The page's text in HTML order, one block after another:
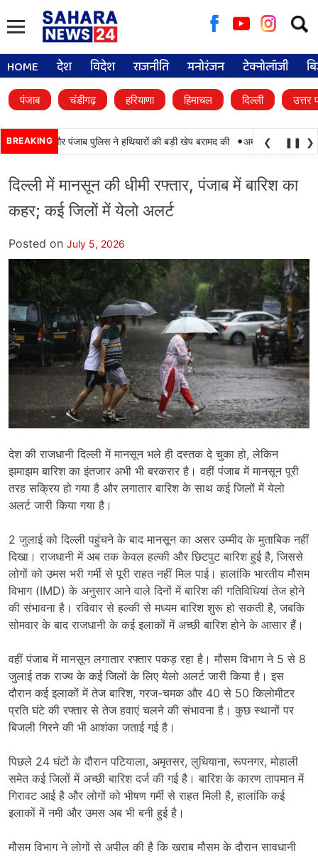
for:
HOME देश विदेश राजनीति मनोरंजन टेक्नोलॉजी
पंजाब चंडीगढ़ हरियाणा हिमाचल दिल्ली उत्तर
BREAKING
BSF और पंजाब पुलिस ने हथियारों की बड़ी खेप बरामद की • अमन अरोड़ा ने
❮ ❚❚ ❯
दिल्ली में मानसून की धीमी रफ्तार, पंजाब में बारिश का
कहर; कई जिलों में येलो अलर्ट
Posted on July 5, 2026
देश की राजधानी दिल्ली में मानसून भले ही दस्तक दे चुका हो, लेकिन
झमाझम बारिश का इंतजार अभी भी बरकरार है। वहीं पंजाब में मानसून पूरी
तरह सक्रिय हो गया है और लगातार बारिश के साथ कई जिलों में येलो
अलर्ट जारी किया गया है।
2 जुलाई को दिल्ली पहुंचने के बाद मानसून का असर उम्मीद के मुताबिक नहीं
दिखा। राजधानी में अब तक केवल हल्की और छिटपुट बारिश हुई है, जिससे
लोगों को उमस भरी गर्मी से पूरी राहत नहीं मिल पाई। हालांकि भारतीय मौसम
विभाग (IMD) के अनुसार आने वाले दिनों में बारिश की गतिविधियां तेज होने
की संभावना है। रविवार से हल्की से मध्यम बारिश शुरू हो सकती है, जबकि
सोमवार के बाद राजधानी के कई इलाकों में अच्छी बारिश होने के आसार हैं।
वहीं पंजाब में मानसून लगातार रफ्तार पकड़ रहा है। मौसम विभाग ने 5 से 8
जुलाई तक राज्य के कई जिलों के लिए येलो अलर्ट जारी किया है। इस
दौरान कई इलाकों में तेज बारिश, गरज-चमक और 40 से 50 किलोमीटर
प्रति घंटे की रफ्तार से तेज हवाएं चलने की संभावना है। कुछ स्थानों पर
बिजली गिरने की भी आशंका जताई गई है।
पिछले 24 घंटों के दौरान पटियाला, अमृतसर, लुधियाना, रूपनगर, मोहाली
समेत कई जिलों में अच्छी बारिश दर्ज की गई है। बारिश के कारण तापमान में
गिरावट आई है और लोगों को भीषण गर्मी से राहत मिली है, हालांकि कई
इलाकों में नमी और उमस अब भी बनी हुई है।
मौसम विभाग ने लोगों से अपील की है कि खराब मौसम के दौरान सावधानी